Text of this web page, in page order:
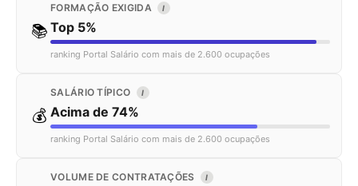
📚
FORMAÇÃO EXIGIDA I
Top 5%
ranking Portal Salário com mais de 2.600 ocupações
💰
SALÁRIO TÍPICO I
Acima de 74%
ranking Portal Salário com mais de 2.600 ocupações
VOLUME DE CONTRATAÇÕES I